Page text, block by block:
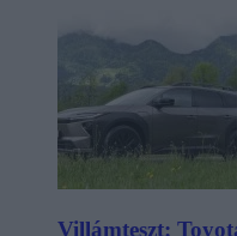
Villámteszt: